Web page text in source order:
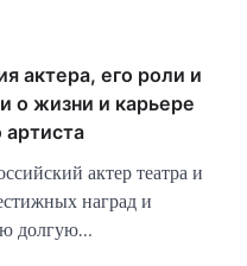
актера, его роли и
о жизни и карьере
актер театра и
наград и
долгую…